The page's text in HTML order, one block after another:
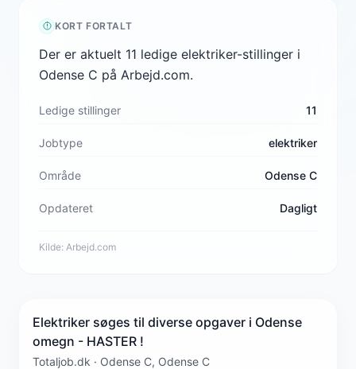
KORT FORTALT
Der er aktuelt 11 ledige elektriker-stillinger i
Odense C på Arbejd.com.
Ledige stillinger 11
Jobtype elektriker
Område Odense C
Opdateret Dagligt
Kilde: Arbejd.com
Elektriker søges til diverse opgaver i Odense
omegn - HASTER !
Totaljob.dk · Odense C, Odense C